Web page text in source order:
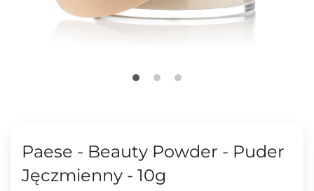
Paese - Beauty Powder - Puder
Jęczmienny - 10g